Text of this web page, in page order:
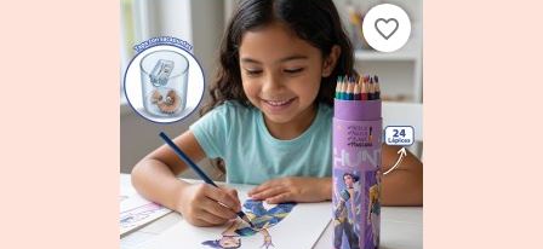
favorite_border